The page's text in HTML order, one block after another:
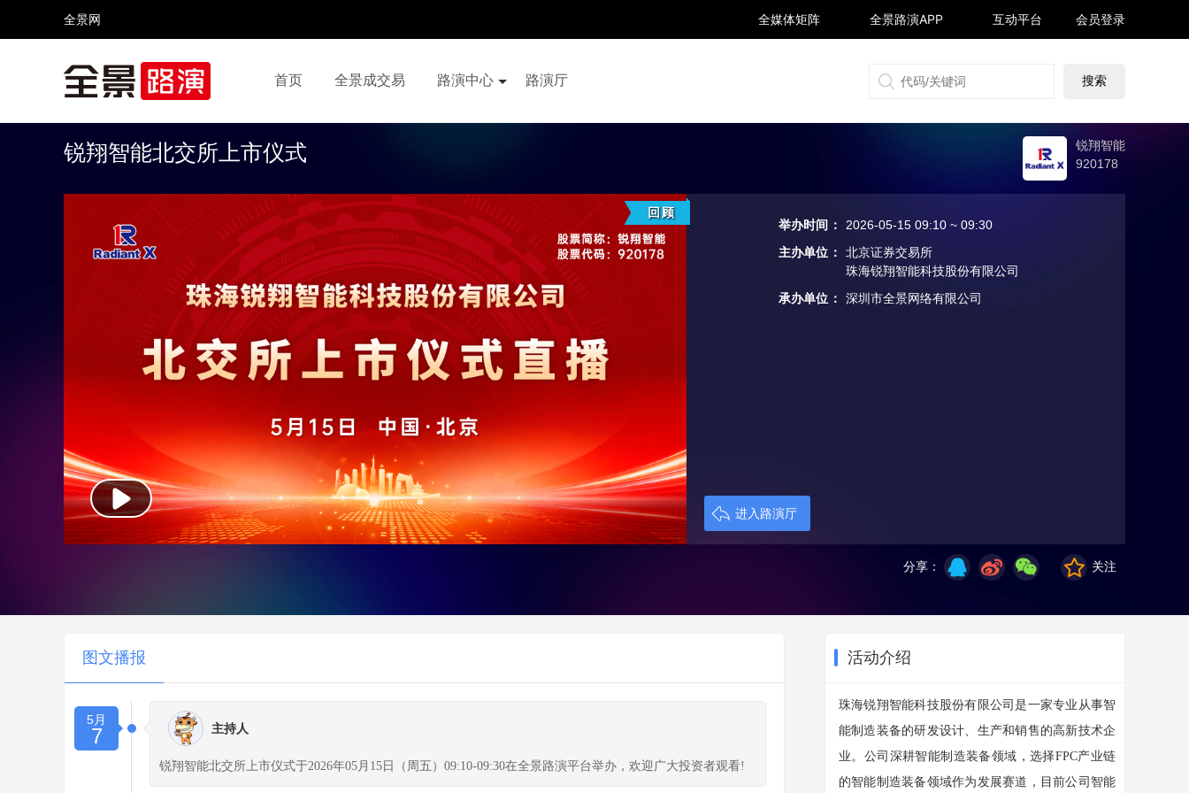
全景网 全媒体矩阵
视频号 全景网官微 微信公众号 头条号 百家号 抖音号 快手号 喜马拉雅 财富号 搜狐号 同顺号 雪球号 生活号
全景路演APP 互动平台 会员登录
首页 全景成交易 路演中心 路演厅
锐翔智能北交所上市仪式
锐翔智能
920178
回顾
举办时间 ：
2026-05-15 09:10 ~ 09:30
主办单位 ：
北京证券交易所
珠海锐翔智能科技股份有限公司
承办单位 ： 深圳市全景网络有限公司
进入路演厅
分享： 关注
图文播报
主持人
5月
7
锐翔智能北交所上市仪式于2026年05月15日（周五）09:10-09:30在全景路演平台举办，欢迎广大投资者观看!
活动介绍
珠海锐翔智能科技股份有限公司是一家专业从事智
能制造装备的研发设计、生产和销售的高新技术企
业。公司深耕智能制造装备领域，选择FPC产业链
的智能制造装备领域作为发展赛道，目前公司智能